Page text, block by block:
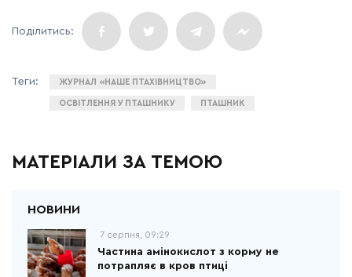
ЖУРНАЛ «НАШЕ ПТАХІВНИЦТВО»
ОСВІТЛЕННЯ У ПТАШНИКУ ПТАШНИК
МАТЕРІАЛИ ЗА ТЕМОЮ
7 серпня, 09:29
Частина амінокислот з корму не
потрапляє в кров птиці